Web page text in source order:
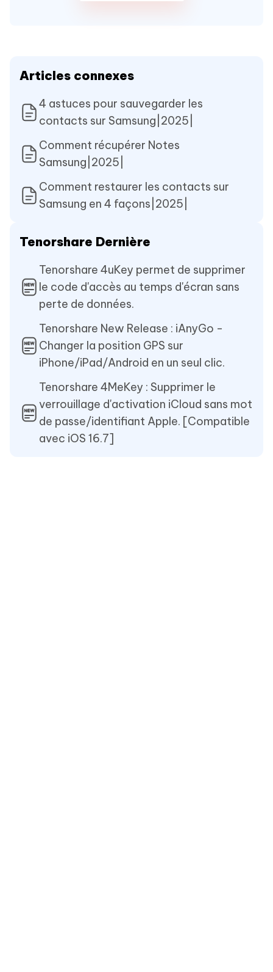
Articles connexes
4 astuces pour sauvegarder les
contacts sur Samsung|2025|
Comment récupérer Notes
Samsung|2025|
Comment restaurer les contacts sur
Samsung en 4 façons|2025|
Tenorshare Dernière
Tenorshare 4uKey permet de supprimer
le code d'accès au temps d'écran sans
perte de données.
Tenorshare New Release : iAnyGo -
Changer la position GPS sur
iPhone/iPad/Android en un seul clic.
Tenorshare 4MeKey : Supprimer le
verrouillage d'activation iCloud sans mot
de passe/identifiant Apple. [Compatible
avec iOS 16.7]